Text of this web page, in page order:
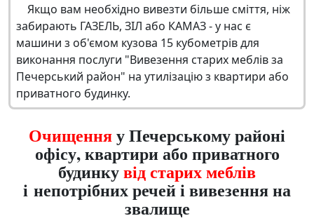
Якщо вам необхідно вивезти більше сміття, ніж
забирають ГАЗЕЛЬ, ЗІЛ або КАМАЗ - у нас є
машини з об'ємом кузова 15 кубометрів для
виконання послуги "Вивезення старих меблів за
Печерський район" на утилізацію з квартири або
приватного будинку.
Очищенняу Печерському районі
офісу, квартири або приватного
будинкувід старих меблів
і непотрібних речей і вивезення на
звалище